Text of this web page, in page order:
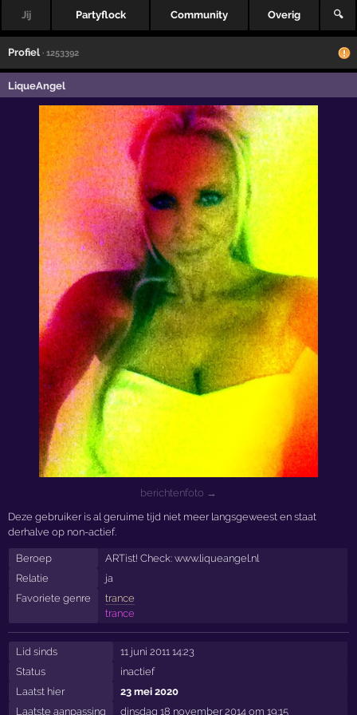
Jij Partyflock Community Overig 🔍
Profiel · 1253392
LiqueAngel
berichtenfoto →
Deze gebruiker is al geruime tijd niet meer langsgeweest en staat
derhalve op non-actief.
Beroep
ARTist! Check: www.liqueangel.nl
Relatie
ja
Favoriete genre
trance
trance
Lid sinds
11 juni 2011 14:23
Status
inactief
Laatst hier
23 mei 2020
Laatste aanpassing
dinsdag 18 november 2014 om 19:15